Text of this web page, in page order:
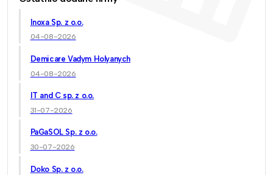
Inoxa Sp. z o.o.
04-08-2026
Demicare Vadym Holyanych
04-08-2026
IT and C sp. z o.o.
31-07-2026
PaGaSOL Sp. z o.o.
30-07-2026
Doko Sp. z o.o.